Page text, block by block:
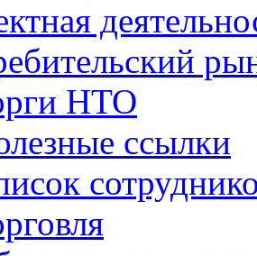
НТО
ссылки